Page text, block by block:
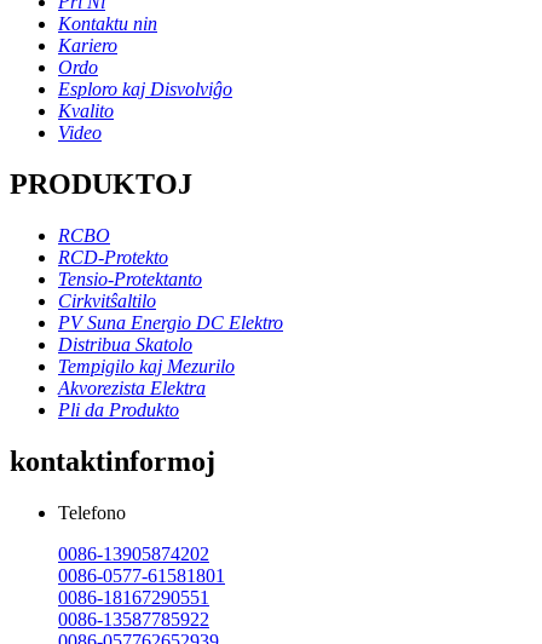
Kontaktu nin
Kariero
Ordo
Esploro kaj Disvolviĝo
Kvalito
Video
PRODUKTOJ
RCBO
RCD-Protekto
Tensio-Protektanto
Cirkvitŝaltilo
PV Suna Energio DC Elektro
Distribua Skatolo
Tempigilo kaj Mezurilo
Akvorezista Elektra
Pli da Produkto
kontaktinformoj
Telefono
0086-13905874202
0086-0577-61581801
0086-18167290551
0086-13587785922